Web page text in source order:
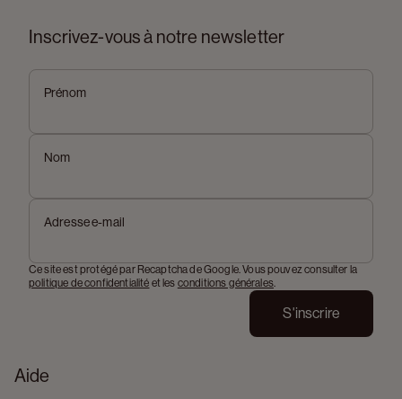
Aide
Inscrivez-vous à notre newsletter
Prénom
Nom
Adresse e-mail
Ce site est protégé par Recaptcha de Google. Vous pouvez consulter la
politique de confidentialité et les conditions générales.
S'inscrire